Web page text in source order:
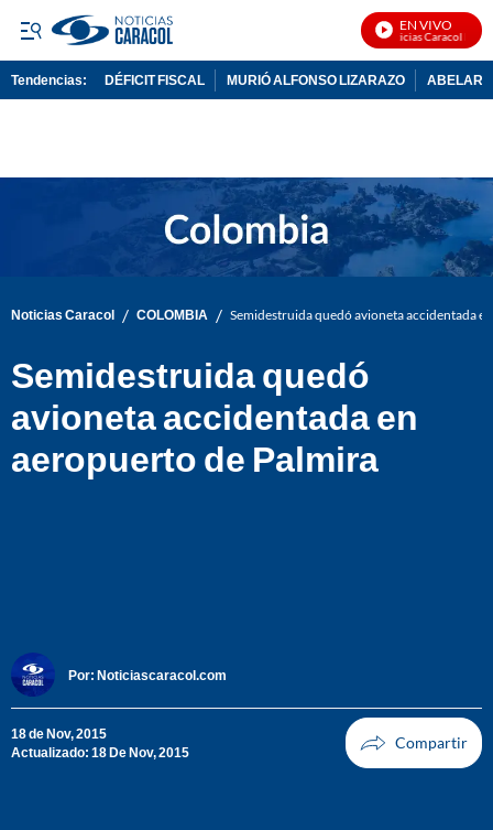
EN VIVO
Noticias Caracol En
Tendencias: DÉFICIT FISCAL MURIÓ ALFONSO LIZARAZO
Noticias Caracol / COLOMBIA / Semidestruida quedó avioneta accidentada
Semidestruida quedó
avioneta accidentada en
aeropuerto de Palmira
Por: Noticiascaracol.com
18 de Nov, 2015
Actualizado: 18 De Nov, 2015